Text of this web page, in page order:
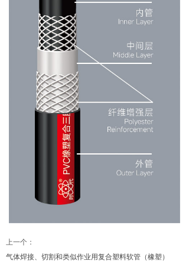
上一个：
气体焊接、切割和类似作业用复合塑料软管（橡塑）